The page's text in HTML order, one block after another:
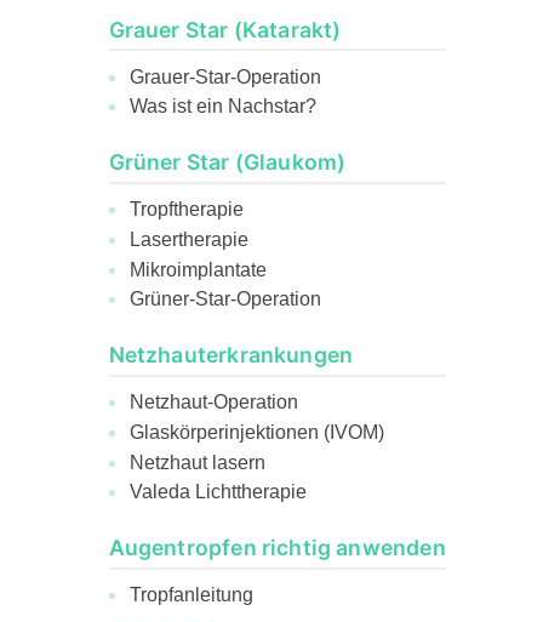
Grauer Star (Katarakt)
Grauer-Star-Operation
Was ist ein Nachstar?
Grüner Star (Glaukom)
Tropftherapie
Lasertherapie
Mikroimplantate
Grüner-Star-Operation
Netzhauterkrankungen
Netzhaut-Operation
Glaskörperinjektionen (IVOM)
Netzhaut lasern
Valeda Lichttherapie
Augentropfen richtig anwenden
Tropfanleitung